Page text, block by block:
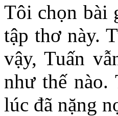
Tôi chọn bài
tập thơ này.
vậy, Tuấn
như thế
lúc đã nặng